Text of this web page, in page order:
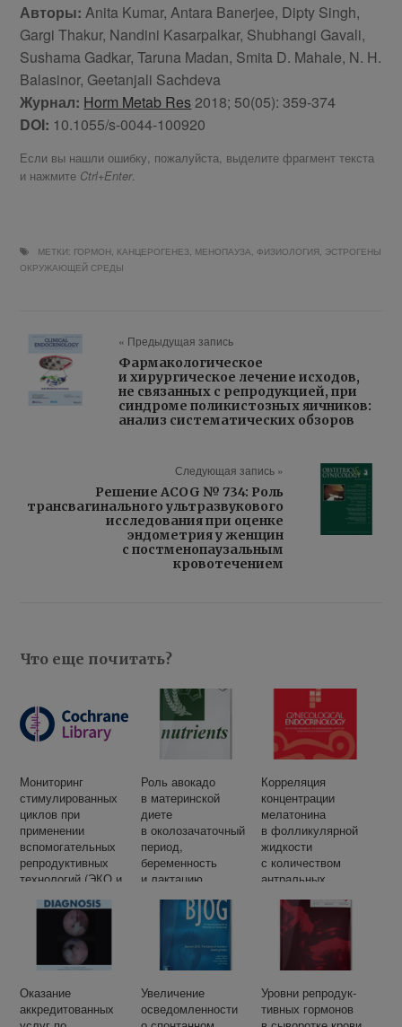
Авторы:Anita Kumar, Antara Banerjee, Dipty Singh,
Gargi Thakur, Nandini Kasarpalkar, Shubhangi Gavali,
Sushama Gadkar, Taruna Madan, Smita D. Mahale, N. H.
Balasinor, Geetanjali Sachdeva
Журнал: Horm Metab Res2018; 50(05): 359-374
DOI: 10.1055/s-0044-100920
Если вы нашли ошибку, пожалуйста, выделите фрагмент текста
и нажмите Ctrl+Enter.
МЕТКИ: ГОРМОН, КАНЦЕРОГЕНЕЗ, МЕНОПАУЗА, ФИЗИОЛОГИЯ, ЭСТРОГЕНЫ
ОКРУЖАЮЩЕЙ СРЕДЫ
« Предыдущая запись
Фармакологическое
и хирургическое лечение исходов,
не связанных с репродукцией, при
синдроме поликистозных яичников:
анализ систематических обзоров
Следующая запись »
Решение ACOG № 734: Роль
трансвагинального ультразвукового
исследования при оценке
эндометрия у женщин
с постменопаузальным
кровотечением
Что еще почитать?
Мониторинг
стимулированных
циклов при
применении
вспомогательных
репродуктивных
технологий (ЭКО и
Роль авокадо
в материнской
диете
в околозачаточный
период,
беременность
и лактацию.
Корреляция
концентрации
мелатонина
в фолликулярной
жидкости
с количеством
антральных
и исходами
экстракорпорально
го оплодотворения
у женщин,
прошедших
лечение
с применением
Оказание
аккредитованных
Увеличение
осведомленности
Уров­ни ре­про­дук­
тив­ных гор­мо­нов